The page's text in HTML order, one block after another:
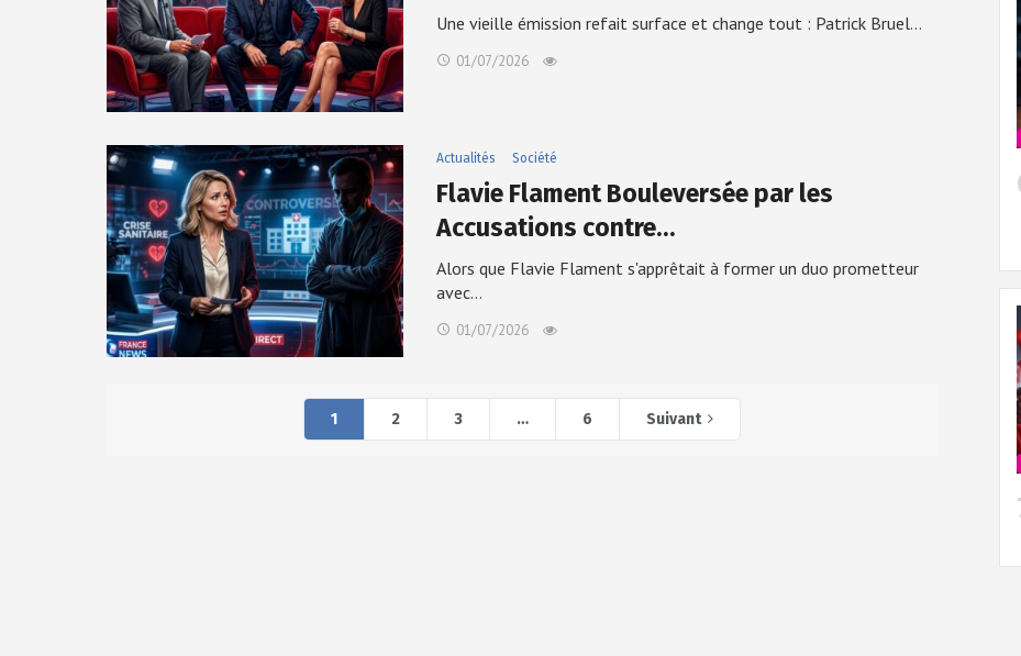
Une vieille émission refait surface et change tout : Patrick Bruel…
01/07/2026
Actualités Société
Flavie Flament Bouleversée par les
Accusations contre…
Alors que Flavie Flament s'apprêtait à former un duo prometteur
avec…
01/07/2026
1 2 3 … 6 Suivant